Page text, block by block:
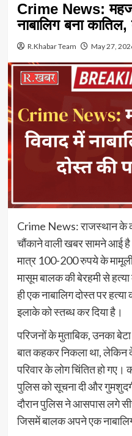
Crime News:
नाबालिग बना
R.Khabar Team May 27,
Crime News: राजस्थान के
चौंकाने वाली खबर सामने आई
मात्र 100-200 रुपये के
मासूम बालक की बेरहमी से
ही एक नाबालिग दोस्त पर
इलाके को स्तब्ध कर दिया है।
परिजनों के मुताबिक, उनका
बात कहकर निकला था, लेकिन
परिवार के लोग चिंतित हो
पुलिस को सूचना दी और
दौरान पुलिस ने आसपास लगे
जिसमें बालक अपने एक